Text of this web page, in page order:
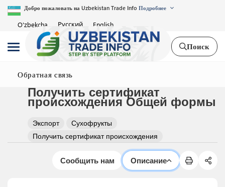
Добро пожаловать на Uzbekistan Trade Info Подробнее
O'zbekcha Русский English
Поиск
Обратная связь
Получить сертификат
происхождения Общей формы
Экспорт
Сухофрукты
Получить сертификат происхождения
Сообщить нам Описание